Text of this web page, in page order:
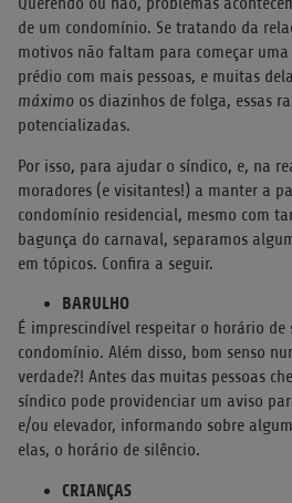
de um condomínio. Se tratando da
motivos não faltam para começar
prédio com mais pessoas, e muitas
máximo os diazinhos de folga, essas
potencializadas.
Por isso, para ajudar o síndico, e, na
moradores (e visitantes!) a manter a
condomínio residencial, mesmo com
bagunça do carnaval, separamos
em tópicos. Confira a seguir.
BARULHO
É imprescindível respeitar o horário de
condomínio. Além disso, bom senso
verdade?! Antes das muitas pessoas
síndico pode providenciar um aviso
e/ou elevador, informando sobre
elas, o horário de silêncio.
CRIANÇAS